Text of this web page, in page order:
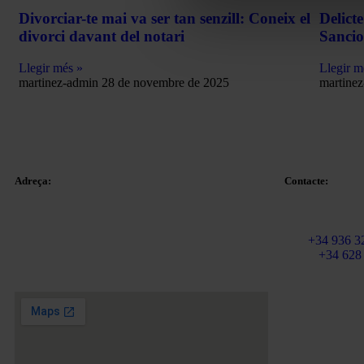
Divorciar-te mai va ser tan senzill: Coneix el
divorci davant del notari
Llegir més »
martinez-admin 28 de novembre de 2025
Llegir
Adreça: Contacte:
+34 936
+34